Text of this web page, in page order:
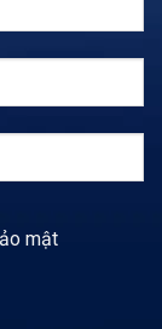
mật